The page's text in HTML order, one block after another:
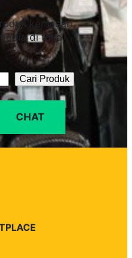
kemasan
di toko
Cari Produk
CHAT